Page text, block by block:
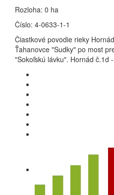
Rozloha: 0 ha
Číslo: 4-0633-1-1
Čiastkové povodie rieky
Ťahanovce "Sudky" po most
"Sokoľskú lávku". Hornád č.1d